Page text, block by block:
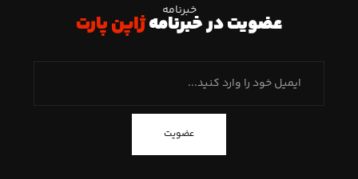
خبرنامه
عضویت در خبرنامهژاپن پارت
عضویت